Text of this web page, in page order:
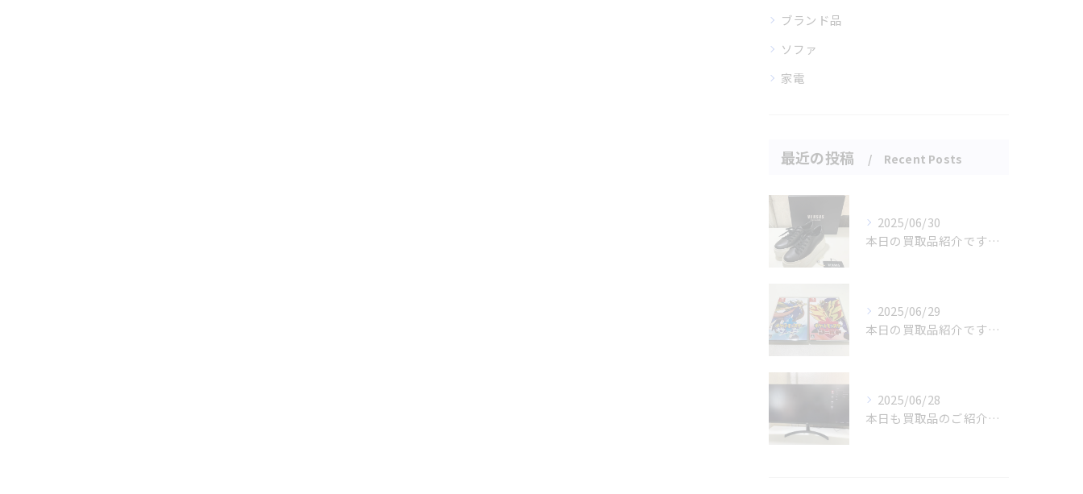
ブランド品
ソファ
家電
最近の投稿 Recent Posts
2025/06/30
本日の買取品紹介です！✨
2025/06/29
本日の買取品紹介です！🎉🎮
2025/06/28
本日も買取品のご紹介です！✨